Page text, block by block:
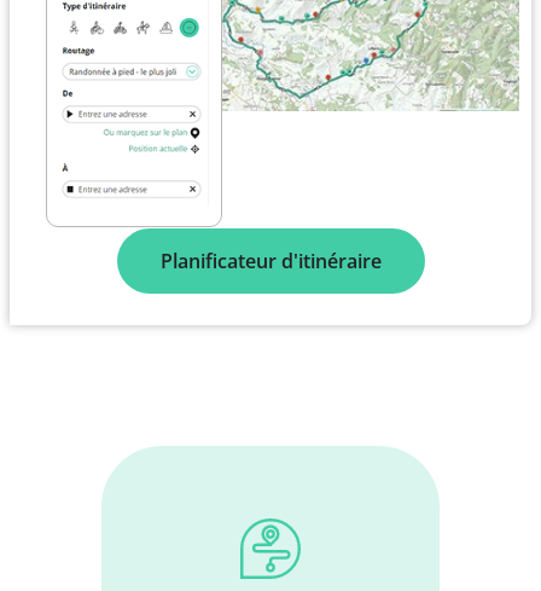
Planificateur d'itinéraire